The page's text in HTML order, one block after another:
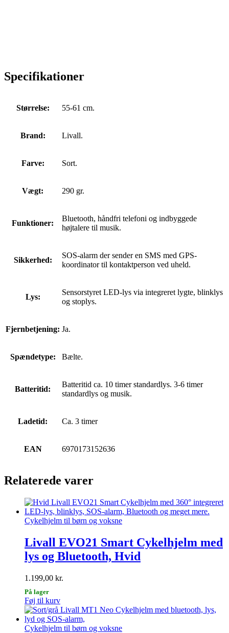
Specifikationer
Størrelse: 55-61 cm.
Brand: Livall.
Farve: Sort.
Vægt: 290 gr.
Funktioner:
Bluetooth, håndfri telefoni og indbyggede
højtalere til musik.
Sikkerhed:
SOS-alarm der sender en SMS med GPS-
koordinator til kontaktperson ved uheld.
Lys:
Sensorstyret LED-lys via integreret lygte, blinklys
og stoplys.
Fjernbetjening: Ja.
Spændetype: Bælte.
Batteritid:
Batteritid ca. 10 timer standardlys. 3-6 timer
standardlys og musik.
Ladetid: Ca. 3 timer
EAN 6970173152636
Relaterede varer
Cykelhjelm til børn og voksne
Livall EVO21 Smart Cykelhjelm med
lys og Bluetooth, Hvid
1.199,00 kr.
På lager
Føj til kurvDette
vare
har
flere
Cykelhjelm til børn og voksne